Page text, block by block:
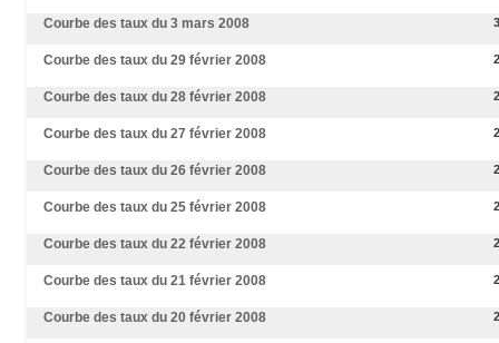
Courbe des taux du 3 mars 2008 3
Courbe des taux du 29 février 2008
Courbe des taux du 28 février 2008
Courbe des taux du 27 février 2008
Courbe des taux du 26 février 2008
Courbe des taux du 25 février 2008
Courbe des taux du 22 février 2008
Courbe des taux du 21 février 2008
Courbe des taux du 20 février 2008